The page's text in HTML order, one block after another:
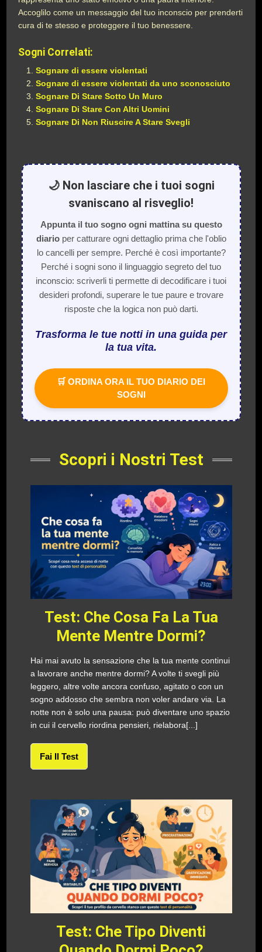
Accoglilo come un messaggio del tuo inconscio per prenderti
cura di te stesso e proteggere il tuo benessere.
Sogni Correlati:
Sognare di essere violentati
Sognare di essere violentati da uno sconosciuto
Sognare Di Stare Sotto Un Muro
Sognare Di Stare Con Altri Uomini
Sognare Di Non Riuscire A Stare Svegli
🌙 Non lasciare che i tuoi sogni
svaniscano al risveglio!
Appunta il tuo sogno ogni mattina su questo
diarioper catturare ogni dettaglio prima che l'oblio
lo cancelli per sempre. Perché è così importante?
Perché i sogni sono il linguaggio segreto del tuo
inconscio: scriverli ti permette di decodificare i tuoi
desideri profondi, superare le tue paure e trovare
risposte che la logica non può darti.
Trasforma le tue notti in una guida per
la tua vita.
🛒 ORDINA ORA IL TUO DIARIO DEI
SOGNI
Scopri i Nostri Test
Test: Che Cosa Fa La Tua
Mente Mentre Dormi?
Hai mai avuto la sensazione che la tua mente continui
a lavorare anche mentre dormi? A volte ti svegli più
leggero, altre volte ancora confuso, agitato o con un
sogno addosso che sembra non voler andare via. La
notte non è solo una pausa: può diventare uno spazio
in cui il cervello riordina pensieri, rielabora[...]
Fai Il Test
Test: Che Tipo Diventi